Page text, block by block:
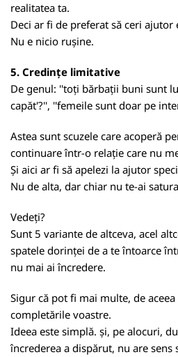
realitatea ta.
Deci ar fi de preferat să ceri ajutor
Nu e nicio rușine.
5. Credințe limitative
De genul: ''toți bărbații buni sunt
capăt'?'', ''femeile sunt doar pe
Astea sunt scuzele care acoperă
continuare într-o relație care nu
Și aici ar fi să apelezi la ajutor
Nu de alta, dar chiar nu te-ai
Vedeți?
Sunt 5 variante de altceva, acel
spatele dorinței de a te întoarce
nu mai ai încredere.
Sigur că pot fi mai multe, de
completările voastre.
Ideea este simplă. și, pe alocuri,
încrederea a dispărut, nu are